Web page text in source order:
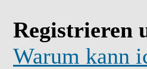
Registrieren
Warum kann